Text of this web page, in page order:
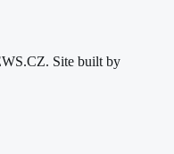
Site built by